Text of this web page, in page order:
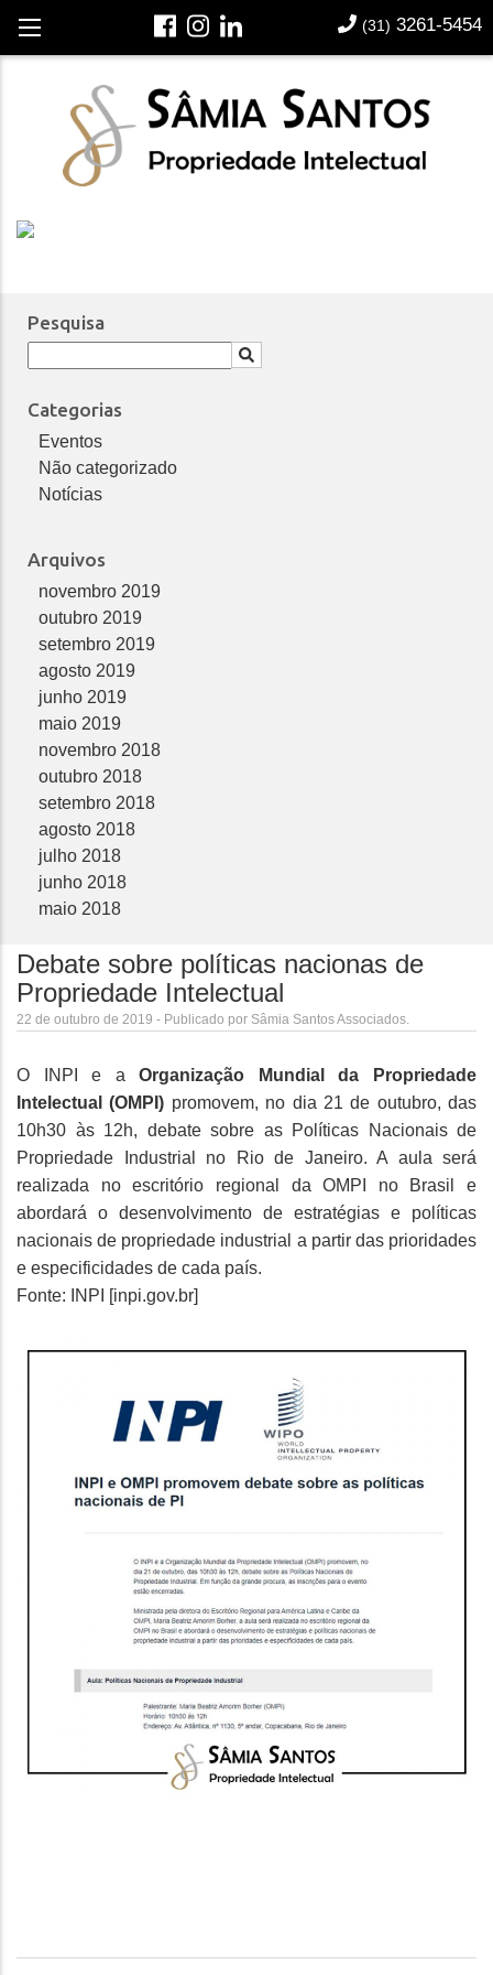
Português (31) 3261-5454
Notícias | Publicações
Pesquisa
Categorias
Eventos
Não categorizado
Notícias
Arquivos
novembro 2019
outubro 2019
setembro 2019
agosto 2019
junho 2019
maio 2019
novembro 2018
outubro 2018
setembro 2018
agosto 2018
julho 2018
junho 2018
maio 2018
Debate sobre políticas nacionas de
Propriedade Intelectual
22 de outubro de 2019 - Publicado por Sâmia Santos Associados.
O INPI e aOrganização Mundial da Propriedade
Intelectual (OMPI) promovem, no dia 21 de outubro, das
10h30 às 12h, debate sobre as Políticas Nacionais de
Propriedade Industrial no Rio de Janeiro. A aula será
realizada no escritório regional da OMPI no Brasil e
abordará o desenvolvimento de estratégias e políticas
nacionais de propriedade industrial a partir das prioridades
e especificidades de cada país.
Fonte: INPI [inpi.gov.br]